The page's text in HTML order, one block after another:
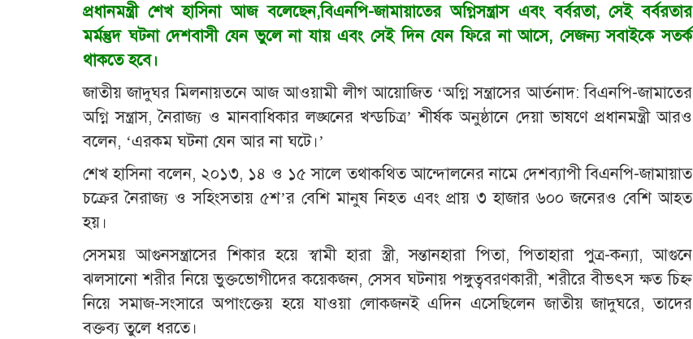
প্রধানমন্ত্রী শেখ হাসিনা আজ বলেছেন,বিএনপি-জামায়াতের অগ্নিসন্ত্রাস এবং বর্বরতা, সেই বর্বরতার
মর্মন্তুদ ঘটনা দেশবাসী যেন ভুলে না যায় এবং সেই দিন যেন ফিরে না আসে, সেজন্য সবাইকে সতর্ক
থাকতে হবে।
জাতীয় জাদুঘর মিলনায়তনে আজ আওয়ামী লীগ আয়োজিত ‘অগ্নি সন্ত্রাসের আর্তনাদ: বিএনপি-জামাতের
অগ্নি সন্ত্রাস, নৈরাজ্য ও মানবাধিকার লঙ্ঘনের খন্ডচিত্র’ শীর্ষক অনুষ্ঠানে দেয়া ভাষণে প্রধানমন্ত্রী আরও
বলেন, ‘এরকম ঘটনা যেন আর না ঘটে।’
শেখ হাসিনা বলেন, ২০১৩, ১৪ ও ১৫ সালে তথাকথিত আন্দোলনের নামে দেশব্যাপী বিএনপি-জামায়াত
চক্রের নৈরাজ্য ও সহিংসতায় ৫শ’র বেশি মানুষ নিহত এবং প্রায় ৩ হাজার ৬০০ জনেরও বেশি আহত
হয়।
সেসময় আগুনসন্ত্রাসের শিকার হয়ে স্বামী হারা স্ত্রী, সন্তানহারা পিতা, পিতাহারা পুত্র-কন্যা, আগুনে
ঝলসানো শরীর নিয়ে ভুক্তভোগীদের কয়েকজন, সেসব ঘটনায় পঙ্গুত্ববরণকারী, শরীরে বীভৎস ক্ষত চিহ্ন
নিয়ে সমাজ-সংসারে অপাংক্তেয় হয়ে যাওয়া লোকজনই এদিন এসেছিলেন জাতীয় জাদুঘরে, তাদের
বক্তব্য তুলে ধরতে।